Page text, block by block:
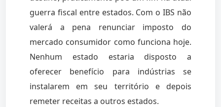
guerra fiscal entre estados. Com o IBS não
valerá a pena renunciar imposto do
mercado consumidor como funciona hoje.
Nenhum estado estaria disposto a
oferecer benefício para indústrias se
instalarem em seu território e depois
remeter receitas a outros estados.